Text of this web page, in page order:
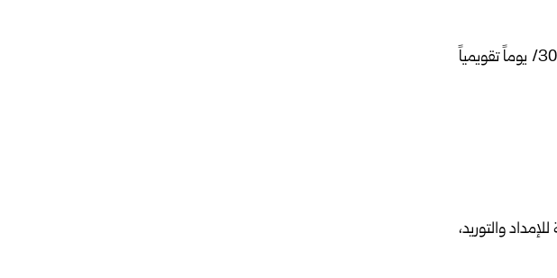
/90/ يوماً ميلادياً من تاريخ أمر المباشرة، كما أن المدة التي يجب على العارض أن يبقى ملتزماً بعرضه /30/ يوماً تقويمياً
والتوريد،